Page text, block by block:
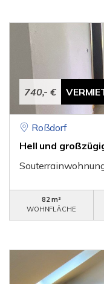
740,- €
Roßdorf
Hell und
82 m²
WOHNFLÄCHE